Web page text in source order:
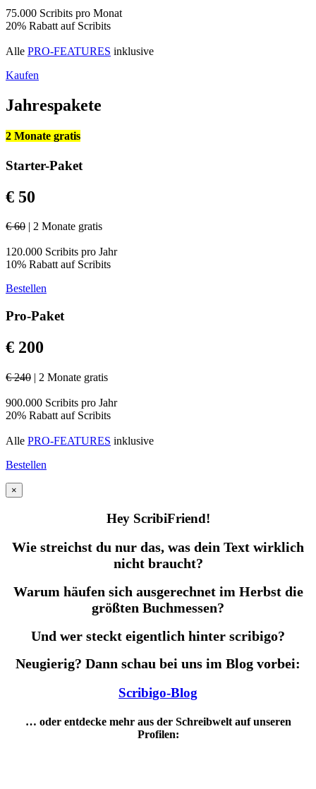
75.000 Scribits pro Monat
20% Rabatt auf Scribits
Alle PRO-FEATURES inklusive
Kaufen
Jahrespakete
2 Monate gratis
Starter-Paket
€ 50
€ 60 | 2 Monate gratis
120.000 Scribits pro Jahr
10% Rabatt auf Scribits
Bestellen
Pro-Paket
€ 200
€ 240 | 2 Monate gratis
900.000 Scribits pro Jahr
20% Rabatt auf Scribits
Alle PRO-FEATURES inklusive
Bestellen
×
Hey ScribiFriend!
Wie streichst du nur das, was dein Text wirklich
nicht braucht?
Warum häufen sich ausgerechnet im Herbst die
größten Buchmessen?
Und wer steckt eigentlich hinter scribigo?
Neugierig? Dann schau bei uns im Blog vorbei:
Scribigo-Blog
… oder entdecke mehr aus der Schreibwelt auf unseren
Profilen: